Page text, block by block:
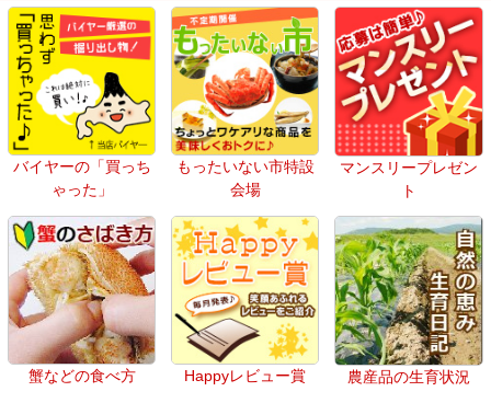
バイヤーの「買っち
ゃった」
もったいない市特設
会場
マンスリープレゼン
ト
蟹などの食べ方 Happyレビュー賞 農産品の生育状況